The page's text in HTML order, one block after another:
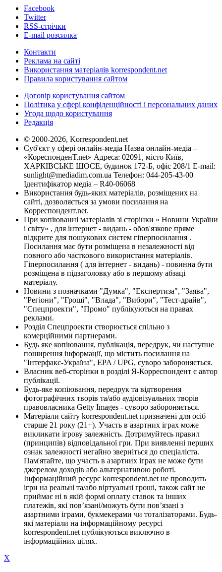
Facebook
Twitter
RSS-стрічки
E-mail розсилка
Контакти
Реклама на сайті
Використання матеріалів korrespondent.net
Правила користування сайтом
Договір користування сайтом
Політика у сфері конфіденційності і персональних даних
Угода щодо користування
Редакція
© 2000-2026, Korrespondent.net
Суб'єкт у сфері онлайн-медіа Назва онлайн-медіа –
«КореспонденТ.net» Адреса: 02091, місто Київ,
ХАРКІВСЬКЕ ШОСЕ, будинок 172-Б, офіс 208/1 E-mail:
sunlight@mediadim.com.ua Телефон: 044-205-43-00
Ідентифікатор медіа – R40-06068
Використання будь-яких матеріалів, розміщених на
сайті, дозволяється за умови посилання на
Корреспондент.net.
При копіюванні матеріалів зі сторінки « Новини України
і світу» , для інтернет - видань - обов'язкове пряме
відкрите для пошукових систем гіперпосилання .
Посилання має бути розміщена в незалежності від
повного або часткового використання матеріалів.
Гіперпосилання ( для інтернет - видань) - повинна бути
розміщена в підзаголовку або в першому абзаці
матеріалу.
Новини з позначками "Думка", "Експертиза", "Заява",
"Регіони", "Гроші", "Влада", "Вибори", "Тест-драйв",
"Спецпроекти", "Промо" публікуються на правах
реклами.
Розділ Спецпроекти створюється спільно з
комерційними партнерами.
Будь яке копіювання, публікація, передрук, чи наступне
поширення інформації, що містить посилання на
"Інтерфакс-Україна", EPA / UPG, суворо забороняється.
Власник веб-сторінки в розділі Я-Корреспондент є автор
публікації.
Будь-яке копіювання, передрук та відтворення
фотографічних творів та/або аудіовізуальних творів
правовласника Getty Images - суворо забороняється.
Матеріали сайту korrespondent.net призначені для осіб
старше 21 року (21+). Участь в азартних іграх може
викликати ігрову залежність. Дотримуйтесь правил
(принципів) відповідальної гри. При виявленні перших
ознак залежності негайно зверніться до спеціаліста.
Пам'ятайте, що участь в азартних іграх не може бути
джерелом доходів або альтернативою роботі.
Інформаційний ресурс korrespondent.net не проводить
ігри на реальні та/або віртуальні гроші, також сайт не
приймає ні в якій формі оплату ставок та інших
платежів, які пов’язані/можуть бути пов’язані з
азартними іграми, букмекерами чи тоталізаторами. Будь-
які матеріали на інформаційному ресурсі
korrespondent.net публікуються виключно в
інформаційних цілях.
X